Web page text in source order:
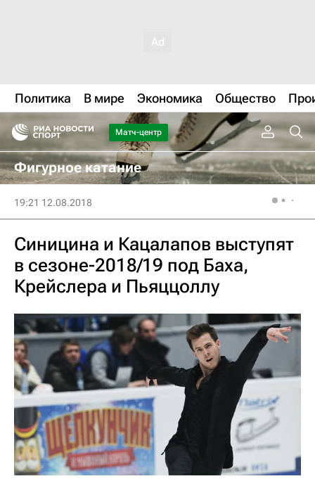
Политика В мире Экономика Общество
Матч-центр
Фигурное катание
19:21 12.08.2018
Синицина и Кацалапов выступят
в сезоне-2018/19 под Баха,
Крейслера и Пьяццоллу